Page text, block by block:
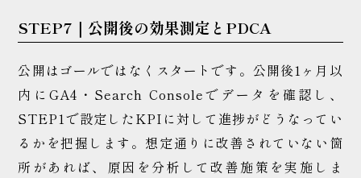
STEP7｜公開後の効果測定とPDCA
公開はゴールではなくスタートです。公開後1ヶ月以
内にGA4・Search Consoleでデータを確認し、
STEP1で設定したKPIに対して進捗がどうなってい
るかを把握します。想定通りに改善されていない箇
所があれば、原因を分析して改善施策を実施しま